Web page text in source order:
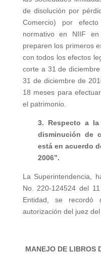
de disolución por
Comercio) por
normativo en NIIF
preparen los primeros
con todos los efectos
corte a 31 de
31 de diciembre de
18 meses para
el patrimonio.
3. Respecto a
disminución de
está en acuerdo
2006”.
La Superintendencia,
No. 220-124524 del
Entidad, se recordó
autorización del juez del
MANEJO DE LIBROS